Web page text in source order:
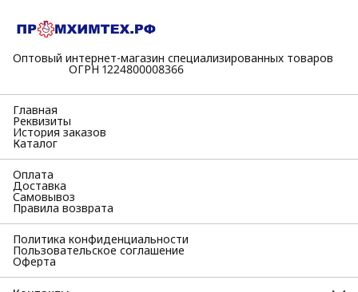
Оптовый интернет-магазин специализированных товаров
⠀⠀⠀⠀⠀⠀⠀ОГРН 1224800008366
Главная
Реквизиты
История заказов
Каталог
Оплата
Доставка
Самовывоз
Правила возврата
Политика конфиденциальности
Пользовательское соглашение
Оферта